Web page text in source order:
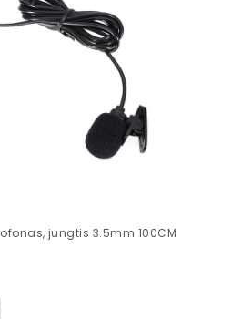
jungtis 3.5mm 100CM